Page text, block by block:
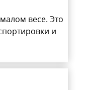
весе. Это
и